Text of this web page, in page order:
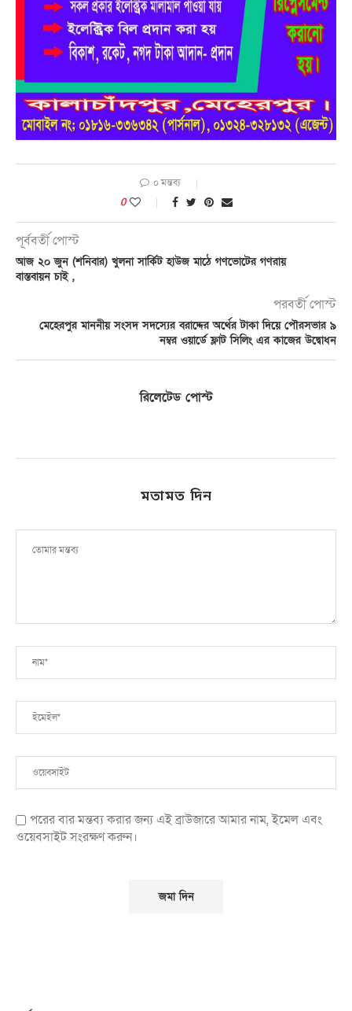
০ মন্তব্য
0
পূর্ববর্তী পোস্ট
আজ ২০ জুন (শনিবার) খুলনা সার্কিট হাউজ মাঠে গণভোটের গণরায়
বাস্তবায়ন চাই ,
পরবর্তী পোস্ট
মেহেরপুর মাননীয় সংসদ সদস্যের বরাদ্দের অর্থের টাকা দিয়ে পৌরসভার ৯
নম্বর ওয়ার্ডে ফ্লাট সিলিং এর কাজের উদ্বোধন
রিলেটেড পোস্ট
মতামত দিন
পরের বার মন্তব্য করার জন্য এই ব্রাউজারে আমার নাম, ইমেল এবং
ওয়েবসাইট সংরক্ষণ করুন।